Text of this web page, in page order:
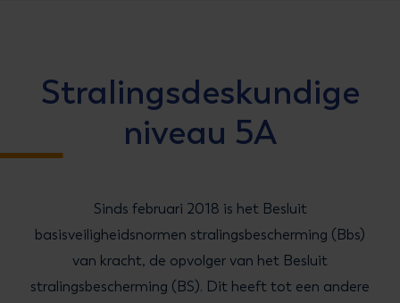
Stralingsdeskundige
niveau 5A
Sinds februari 2018 is het Besluit
basisveiligheidsnormen stralingsbescherming (Bbs)
van kracht, de opvolger van het Besluit
stralingsbescherming (BS). Dit heeft tot een andere